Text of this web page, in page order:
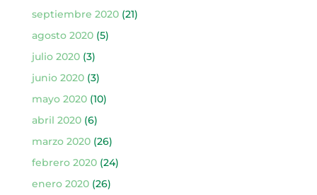
septiembre 2020(21)
agosto 2020(5)
julio 2020(3)
junio 2020(3)
mayo 2020(10)
abril 2020(6)
marzo 2020(26)
febrero 2020(24)
enero 2020(26)